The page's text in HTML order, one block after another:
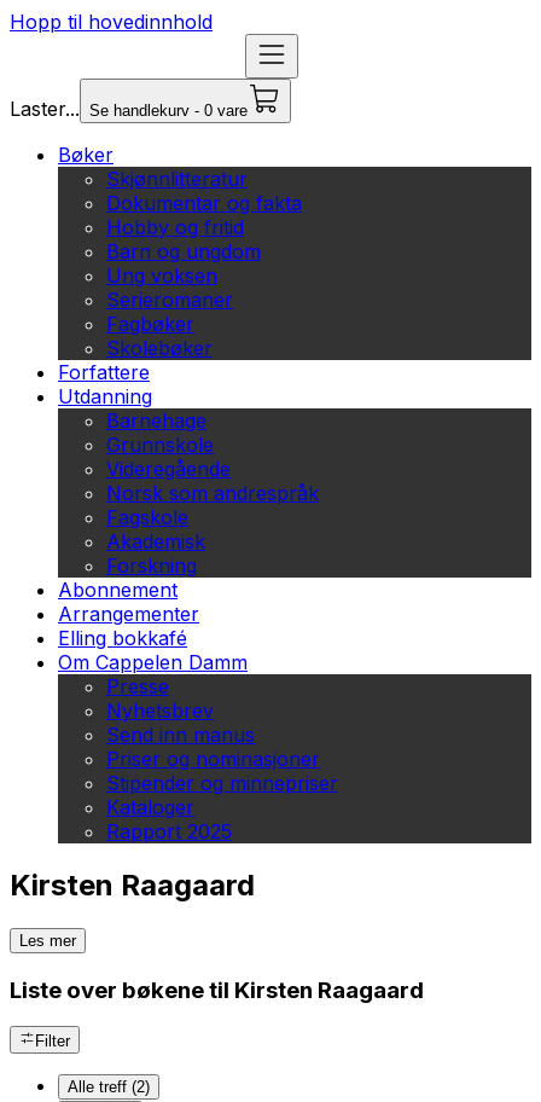
Hopp til hovedinnhold
Laster... Se handlekurv - 0 vare
Bøker
Skjønnlitteratur
Dokumentar og fakta
Hobby og fritid
Barn og ungdom
Ung voksen
Serieromaner
Fagbøker
Skolebøker
Forfattere
Utdanning
Barnehage
Grunnskole
Videregående
Norsk som andrespråk
Fagskole
Akademisk
Forskning
Abonnement
Arrangementer
Elling bokkafé
Om Cappelen Damm
Presse
Nyhetsbrev
Send inn manus
Priser og nominasjoner
Stipender og minnepriser
Kataloger
Rapport 2025
Kirsten Raagaard
Les mer
Liste over bøkene til Kirsten Raagaard
Filter
Alle treff (2)